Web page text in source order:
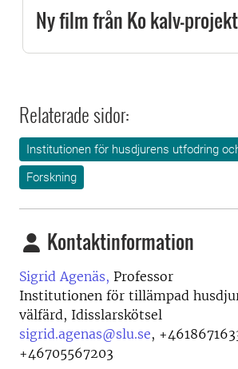
Ny film från Ko kalv-
Relaterade sidor:
Institutionen för husdjurens utfodring
Forskning
Kontaktinformation
Sigrid Agenäs, Professor
Institutionen för tillämpad
välfärd, Idisslarskötsel
sigrid.agenas@slu.se,
+46705567203